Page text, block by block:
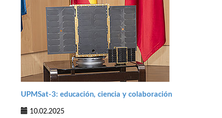
UPMSat-3: educación, ciencia y colaboración
10.02.2025